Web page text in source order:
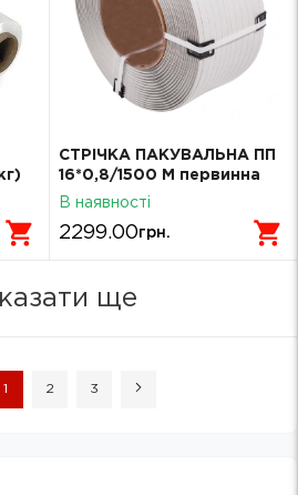
СТРІЧКА ПАКУВАЛЬНА ПП
16*0,8/1500 М первинна
В наявності
2299.00грн.
ще
1 2 3